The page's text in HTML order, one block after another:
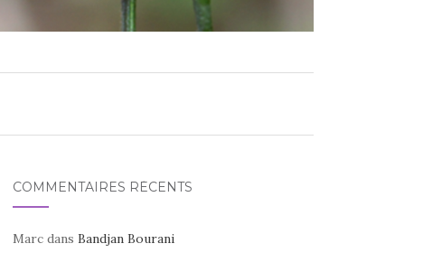
COMMENTAIRES RÉCENTS
Marcdans Bandjan Bourani